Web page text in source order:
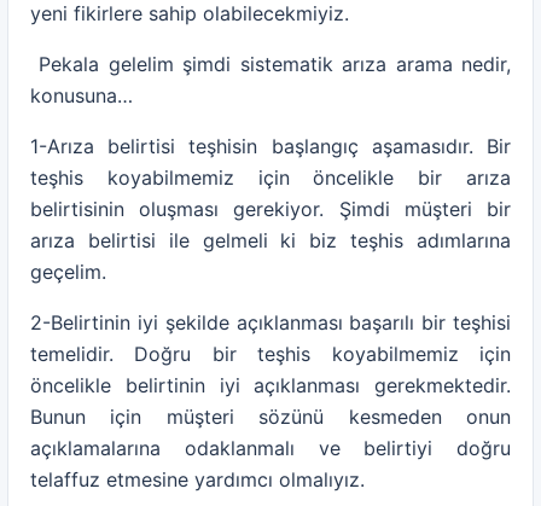
yeni fikirlere sahip olabilecekmiyiz.
Pekala gelelim şimdi sistematik arıza arama nedir,
konusuna…
1-Arıza belirtisi teşhisin başlangıç aşamasıdır. Bir
teşhis koyabilmemiz için öncelikle bir arıza
belirtisinin oluşması gerekiyor. Şimdi müşteri bir
arıza belirtisi ile gelmeli ki biz teşhis adımlarına
geçelim.
2-Belirtinin iyi şekilde açıklanması başarılı bir teşhisi
temelidir. Doğru bir teşhis koyabilmemiz için
öncelikle belirtinin iyi açıklanması gerekmektedir.
Bunun için müşteri sözünü kesmeden onun
açıklamalarına odaklanmalı ve belirtiyi doğru
telaffuz etmesine yardımcı olmalıyız.